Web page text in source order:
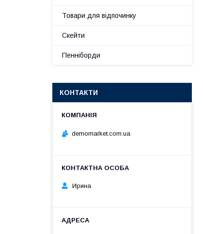
Товари для відпочинку
Скейти
Пенніборди
КОНТАКТИ
demomarket.com.ua
Ирина